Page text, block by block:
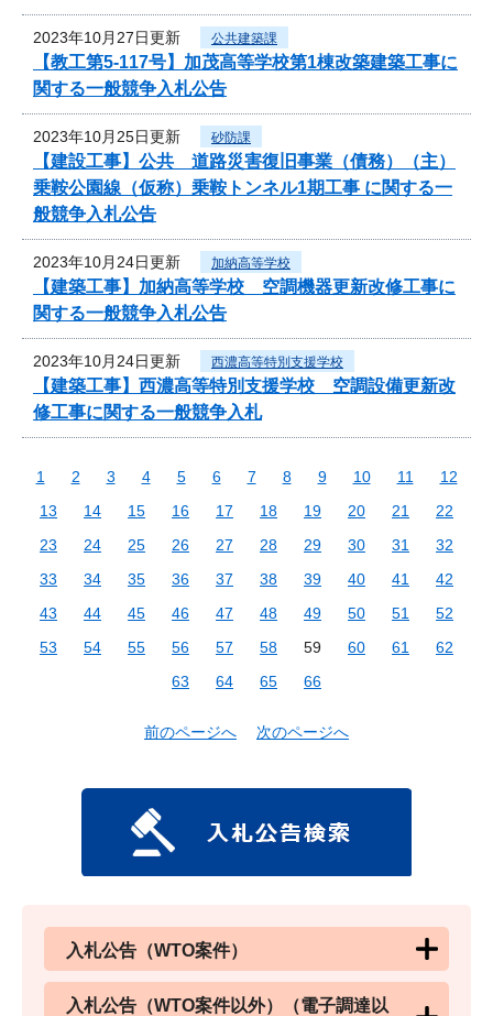
2023年10月27日更新 公共建築課
【教工第5-117号】加茂高等学校第1棟改築建築工事に
関する一般競争入札公告
2023年10月25日更新 砂防課
【建設工事】公共 道路災害復旧事業（債務）（主）
乗鞍公園線（仮称）乗鞍トンネル1期工事 に関する一
般競争入札公告
2023年10月24日更新 加納高等学校
【建築工事】加納高等学校 空調機器更新改修工事に
関する一般競争入札公告
2023年10月24日更新 西濃高等特別支援学校
【建築工事】西濃高等特別支援学校 空調設備更新改
修工事に関する一般競争入札
1 2 3 4 5 6 7 8 9 10 11
12
13
14 15 16 17 18 19 20 21
22
23
24 25 26 27 28 29 30 31
32
33
34 35 36 37 38 39 40 41
42
43
44 45 46 47 48 49 50 51
52
53
54 55 56 57 58 59 60 61
62
63
64 65 66
前のページへ 次のページへ
入札公告（WTO案件）
入札公告（WTO案件以外）（電子調達以